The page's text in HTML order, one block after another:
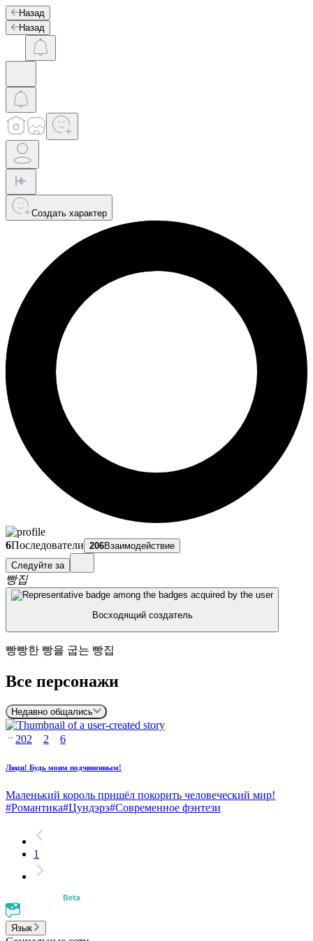
Назад
Назад
Создать характер
6Последователи 206Взаимодействие
Следуйте за
빵집
Восходящий создатель
빵빵한 빵을 굽는 빵집
Все персонажи
Недавно общались
202 2 6
Люди! Будь моим подчиненным!
Маленький король пришёл покорить человеческий мир!
#Романтика#Цундэрэ#Современное фэнтези
1
Язык